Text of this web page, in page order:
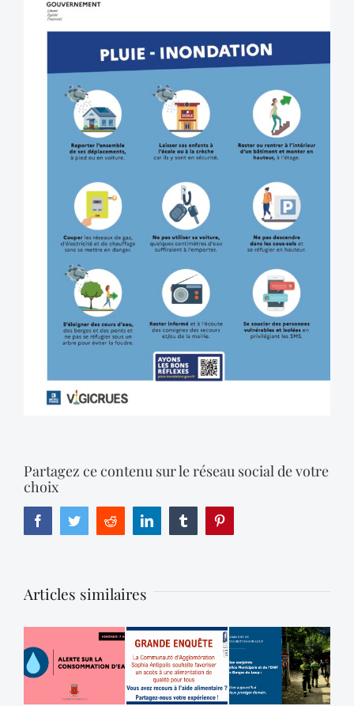
Partagez ce contenu sur le réseau social de votre
choix
FacebookTwitterReddit LinkedIn Tumblr
Articles similaires